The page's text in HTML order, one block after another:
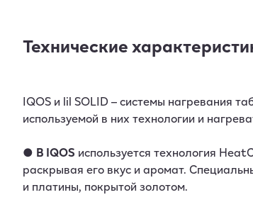
Технические
IQOS и lil SOLID – системы нагревания
используемой в них технологии и
● В IQOS используется технология
раскрывая его вкус и аромат.
и платины, покрытой золотом.